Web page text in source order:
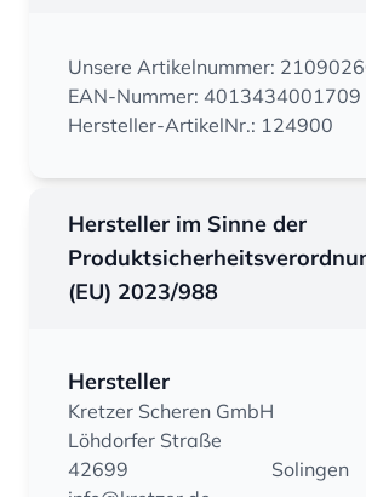
Unsere Artikelnummer:
EAN-Nummer: 4013434001709
Hersteller-ArtikelNr.: 124900
Hersteller im Sinne der
(EU) 2023/988
Hersteller
Kretzer Scheren GmbH
Löhdorfer Straße
42699
Solingen